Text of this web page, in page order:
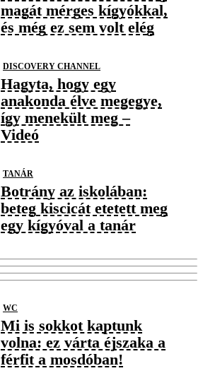
magát mérges kígyókkal,
és még ez sem volt elég
DISCOVERY CHANNEL
Hagyta, hogy egy
anakonda élve megegye,
így menekült meg –
Videó
TANÁR
Botrány az iskolában:
beteg kiscicát etetett meg
egy kígyóval a tanár
WC
Mi is sokkot kaptunk
volna: ez várta éjszaka a
férfit a mosdóban!